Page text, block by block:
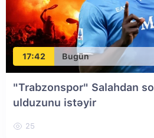
17:42 Bugün
"Trabzonspor" Salahdan
ulduzunu istəyir
25